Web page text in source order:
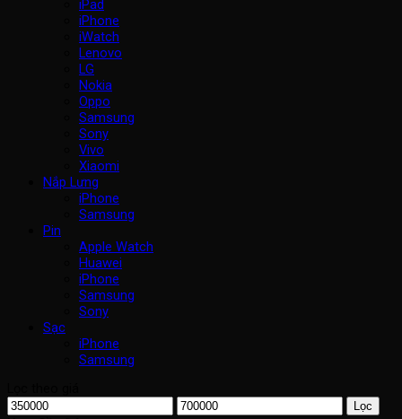
iPad
iPhone
iWatch
Lenovo
LG
Nokia
Oppo
Samsung
Sony
Vivo
Xiaomi
Nắp Lưng
iPhone
Samsung
Pin
Apple Watch
Huawei
iPhone
Samsung
Sony
Sạc
iPhone
Samsung
Giá
Giá
Lọc